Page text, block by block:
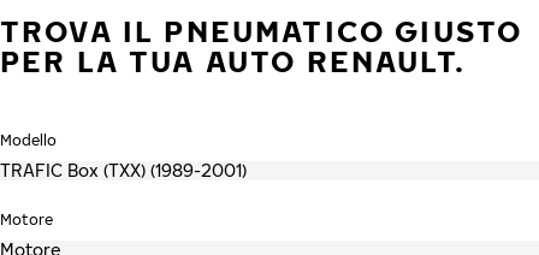
TROVA IL PNEUMATICO GIUSTO
PER LA TUA AUTO RENAULT.
Modello
Motore